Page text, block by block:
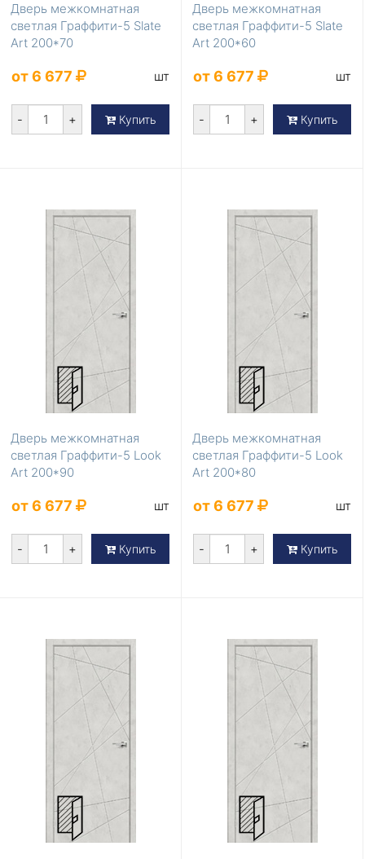
Дверь межкомнатная
светлая Граффити-5 Slate
Art 200*70
от 6 677 шт
- + Купить
Дверь межкомнатная
светлая Граффити-5 Slate
Art 200*60
от 6 677 шт
- + Купить
Дверь межкомнатная
светлая Граффити-5 Look
Art 200*90
от 6 677 шт
- + Купить
Дверь межкомнатная
светлая Граффити-5 Look
Art 200*80
от 6 677 шт
- + Купить